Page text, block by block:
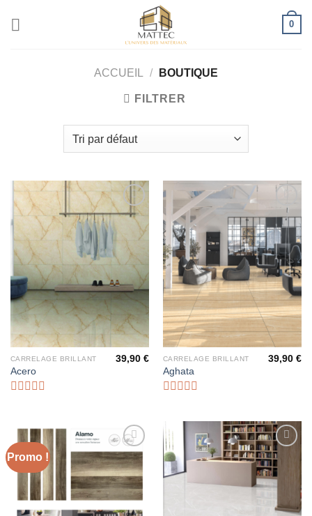
0
ACCUEIL / BOUTIQUE
FILTRER
Ajouter
à la liste
d’envies
CARRELAGE BRILLANT
Acero
39,90€
Ajouter
à la liste
d’envies
CARRELAGE BRILLANT
Aghata
5
39,90€
Promo !
Ajouter
à la liste
d’envies
Ajouter
à la liste
d’envies